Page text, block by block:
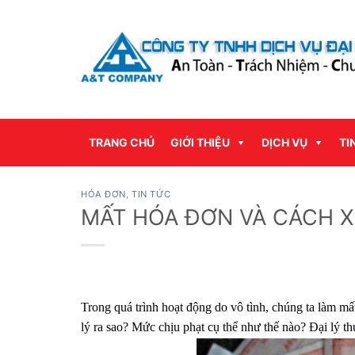
TRANG CHỦ GIỚI THIỆU DỊCH VỤ
HÓA ĐƠN,TIN TỨC
MẤT HÓA ĐƠN VÀ CÁCH
Trong quá trình hoạt động do vô tình, chúng ta làm
lý ra sao? Mức chịu phạt cụ thể như thế nào? Đại lý